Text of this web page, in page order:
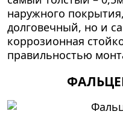
наружного
долговечный, но и
коррозионная
правильностью